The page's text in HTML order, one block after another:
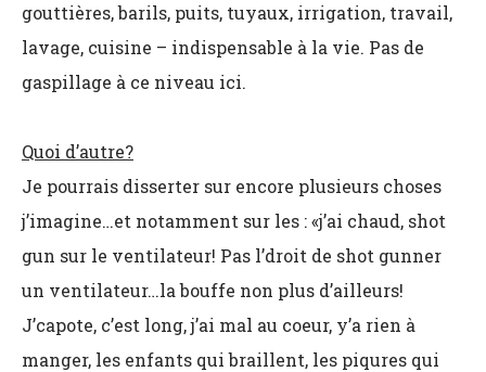
gouttières, barils, puits, tuyaux, irrigation, travail,
lavage, cuisine – indispensable à la vie. Pas de
gaspillage à ce niveau ici.
Quoi d’autre?
Je pourrais disserter sur encore plusieurs choses
j’imagine…et notamment sur les : «j’ai chaud, shot
gun sur le ventilateur! Pas l’droit de shot gunner
un ventilateur…la bouffe non plus d’ailleurs!
J’capote, c’est long, j’ai mal au coeur, y’a rien à
manger, les enfants qui braillent, les piqures qui